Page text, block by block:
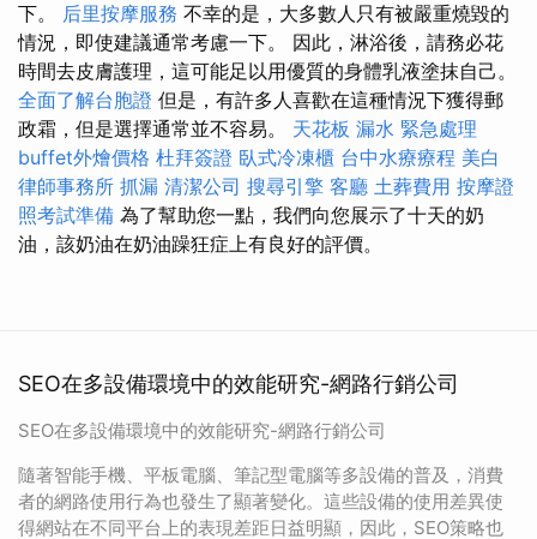
下。 后里按摩服務 不幸的是，大多數人只有被嚴重燒毀的
情況，即使建議通常考慮一下。 因此，淋浴後，請務必花
時間去皮膚護理，這可能足以用優質的身體乳液塗抹自己。
全面了解台胞證 但是，有許多人喜歡在這種情況下獲得郵
政霜，但是選擇通常並不容易。 天花板 漏水 緊急處理
buffet外燴價格 杜拜簽證 臥式冷凍櫃 台中水療療程 美白
律師事務所 抓漏 清潔公司 搜尋引擎 客廳 土葬費用 按摩證
照考試準備 為了幫助您一點，我們向您展示了十天的奶
油，該奶油在奶油躁狂症上有良好的評價。
SEO在多設備環境中的效能研究-網路行銷公司
SEO在多設備環境中的效能研究-網路行銷公司
隨著智能手機、平板電腦、筆記型電腦等多設備的普及，消費
者的網路使用行為也發生了顯著變化。這些設備的使用差異使
得網站在不同平台上的表現差距日益明顯，因此，SEO策略也